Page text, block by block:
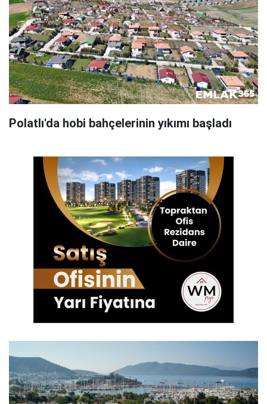
Polatlı'da hobi bahçelerinin yıkımı başladı